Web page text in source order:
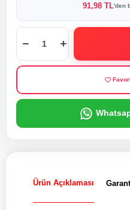
91,98 TL'den
Ürün Açıklaması